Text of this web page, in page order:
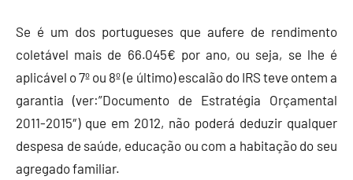
Se é um dos portugueses que aufere de rendimento
coletável mais de 66.045€ por ano, ou seja, se lhe é
aplicável o 7º ou 8º (e último) escalão do IRS teve ontem a
garantia (ver:”Documento de Estratégia Orçamental
2011-2015″) que em 2012, não poderá deduzir qualquer
despesa de saúde, educação ou com a habitação do seu
agregado familiar.